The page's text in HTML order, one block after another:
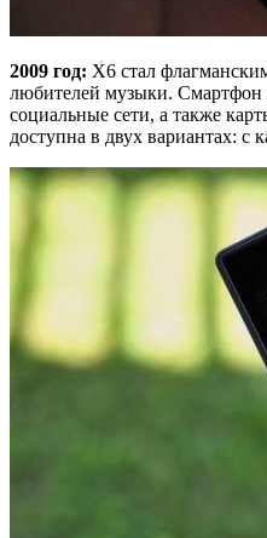
2009 год: X6 стал
любителей музыки. Смартфон
социальные сети, а также
доступна в двух вариантах: с